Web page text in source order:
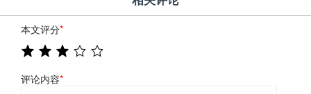
本文评分*
评论内容*